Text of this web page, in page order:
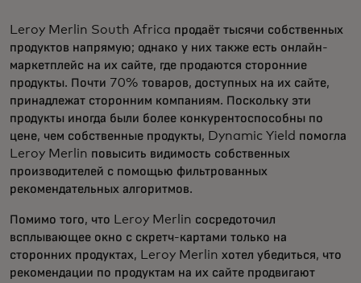
Leroy Merlin South Africa продаёт тысячи собственных
продуктов напрямую; однако у них также есть онлайн-
маркетплейс на их сайте, где продаются сторонние
продукты. Почти 70% товаров, доступных на их сайте,
принадлежат сторонним компаниям. Поскольку эти
продукты иногда были более конкурентоспособны по
цене, чем собственные продукты, Dynamic Yield помогла
Leroy Merlin повысить видимость собственных
производителей с помощью фильтрованных
рекомендательных алгоритмов.
Помимо того, что Leroy Merlin сосредоточил
всплывающее окно с скретч-картами только на
сторонних продуктах, Leroy Merlin хотел убедиться, что
рекомендации по продуктам на их сайте продвигают